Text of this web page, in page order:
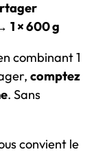
1 × 600 g
combinant 1
comptez
. Sans
convient le